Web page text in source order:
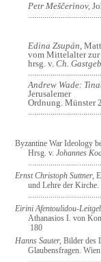
Petr Meščerinov,
Edina Zsupán,
vom Mittelalter zur
hrsg. v.Ch.
Andrew Wade:
Jerusalemer
Ordnung. Münster
Byzantine War Ideology
Hrsg. v.Johannes
Ernst Christoph Suttner,
und Lehre der Kirche.
Eirini Afentoulidou-
Athanasios I. von
180
Hanns Sauter, Bilder des
Glaubensfragen.